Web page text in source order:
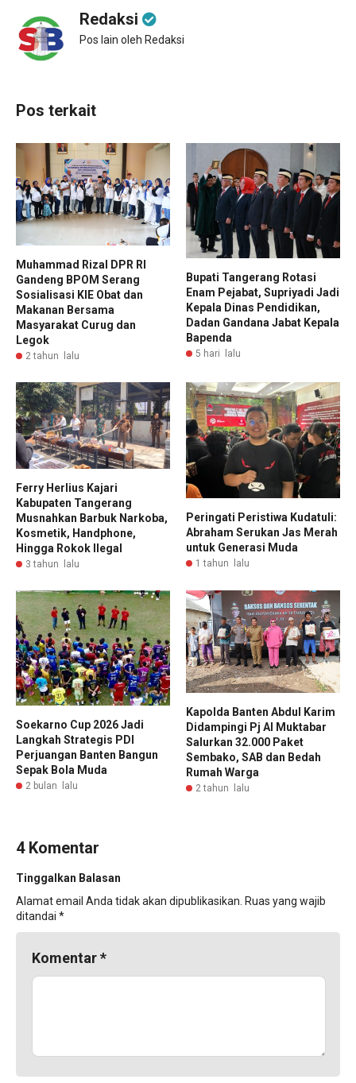
Redaksi
Pos lain oleh Redaksi
Pos terkait
Muhammad Rizal DPR RI
Gandeng BPOM Serang
Sosialisasi KIE Obat dan
Makanan Bersama
Masyarakat Curug dan
Legok
2 tahun lalu
Bupati Tangerang Rotasi
Enam Pejabat, Supriyadi Jadi
Kepala Dinas Pendidikan,
Dadan Gandana Jabat Kepala
Bapenda
5 hari lalu
Ferry Herlius Kajari
Kabupaten Tangerang
Musnahkan Barbuk Narkoba,
Kosmetik, Handphone,
Hingga Rokok Ilegal
3 tahun lalu
Peringati Peristiwa Kudatuli:
Abraham Serukan Jas Merah
untuk Generasi Muda
1 tahun lalu
Soekarno Cup 2026 Jadi
Langkah Strategis PDI
Perjuangan Banten Bangun
Sepak Bola Muda
2 bulan lalu
Kapolda Banten Abdul Karim
Didampingi Pj Al Muktabar
Salurkan 32.000 Paket
Sembako, SAB dan Bedah
Rumah Warga
2 tahun lalu
4 Komentar
Tinggalkan Balasan
Alamat email Anda tidak akan dipublikasikan. Ruas yang wajib
ditandai *
Komentar*